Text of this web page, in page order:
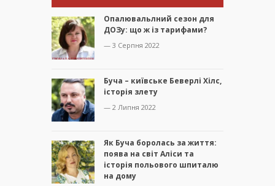
Опалювальлний сезон для
ДОЗу: що ж із тарифами?
— 3 Серпня 2022
Буча – київське Беверлі Хілс,
історія злету
— 2 Липня 2022
Як Буча боролась за життя:
поява на світ Аліси та
історія польового шпиталю
на дому